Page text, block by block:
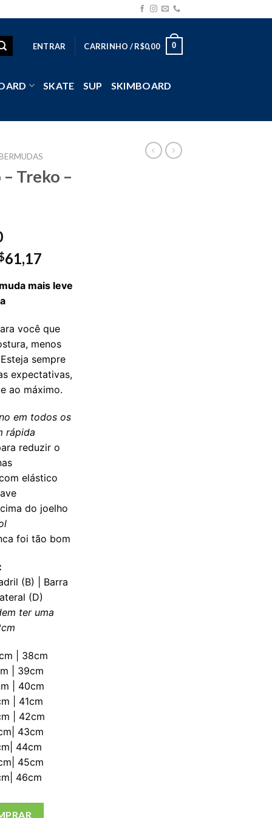
ENTRAR CARRINHO /R$0,00 0
SKATE SUP SKIMBOARD
BERMUDAS
Treko –
61,17
mais leve
você que
menos
sempre
expectativas,
ao máximo.
em todos os
rápida
reduzir o
elástico
do joelho
foi tão bom
(B) | Barra
(D)
ter uma
| 38cm
| 39cm
| 40cm
| 41cm
| 42cm
43cm
44cm
45cm
46cm